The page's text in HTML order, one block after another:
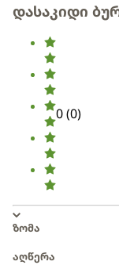
დასაკიდი
0(0)
ზომა
აღწერა